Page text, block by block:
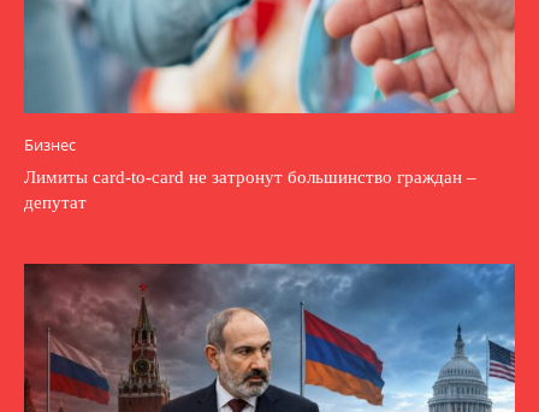
Бизнес
Лимиты card-to-card не затронут большинство граждан –
депутат